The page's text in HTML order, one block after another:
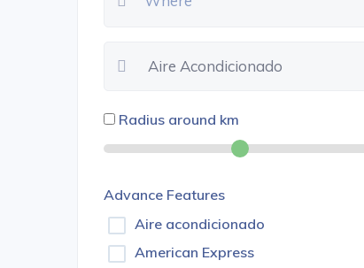
Radius around km
Advance Features
Aire acondicionado
American Express